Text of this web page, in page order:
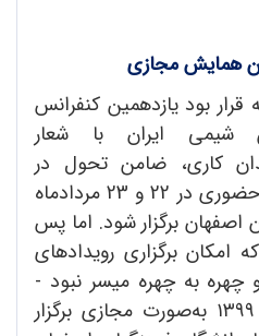
همایش مجازی
قرار بود یازدهمین کنفرانس
ایران با شعار
کاری، ضامن تحول در
آموزش شیمی» به‌صورت حضوری در 22 و 23 مردادماه
اصفهان برگزار شود. اما پس
کووید-۱۹ - که امکان برگزاری رویدادهای
به چهره میسر نبود -
این همایش در۱۲ آذرماه ۱۳۹۹ به‌صورت مجازی برگزار